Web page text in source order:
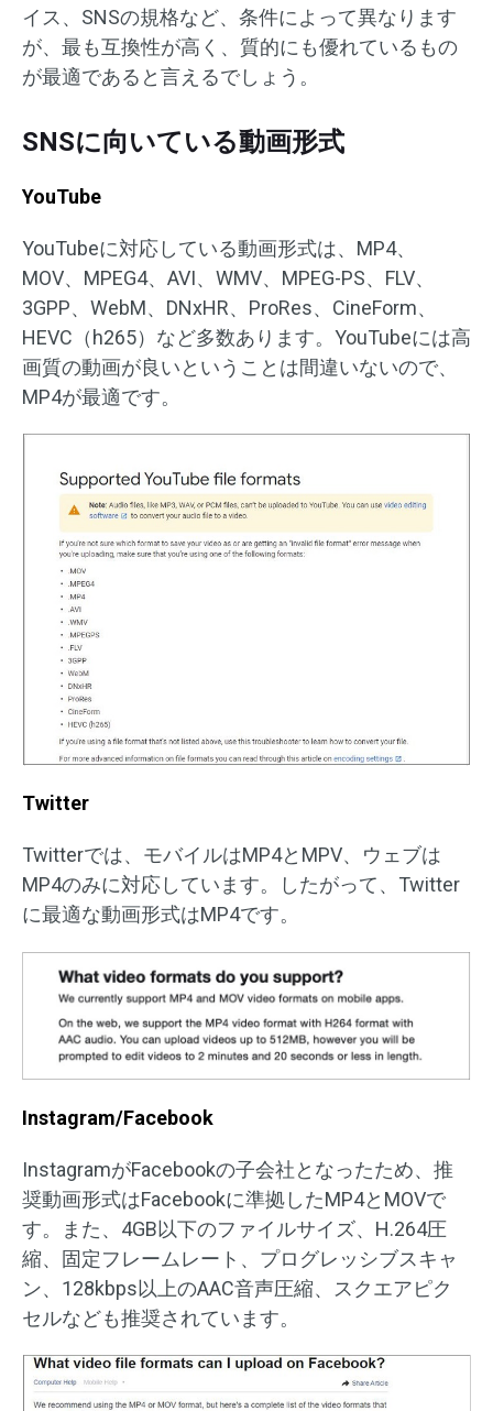
イス、SNSの規格など、条件によって異なります
が、最も互換性が高く、質的にも優れているもの
が最適であると言えるでしょう。
SNSに向いている動画形式
YouTube
YouTubeに対応している動画形式は、MP4、
MOV、MPEG4、AVI、WMV、MPEG-PS、FLV、
3GPP、WebM、DNxHR、ProRes、CineForm、
HEVC（h265）など多数あります。YouTubeには高
画質の動画が良いということは間違いないので、
MP4が最適です。
Twitter
Twitterでは、モバイルはMP4とMPV、ウェブは
MP4のみに対応しています。したがって、Twitter
に最適な動画形式はMP4です。
Instagram/Facebook
InstagramがFacebookの子会社となったため、推
奨動画形式はFacebookに準拠したMP4とMOVで
す。また、4GB以下のファイルサイズ、H.264圧
縮、固定フレームレート、プログレッシブスキャ
ン、128kbps以上のAAC音声圧縮、スクエアピク
セルなども推奨されています。